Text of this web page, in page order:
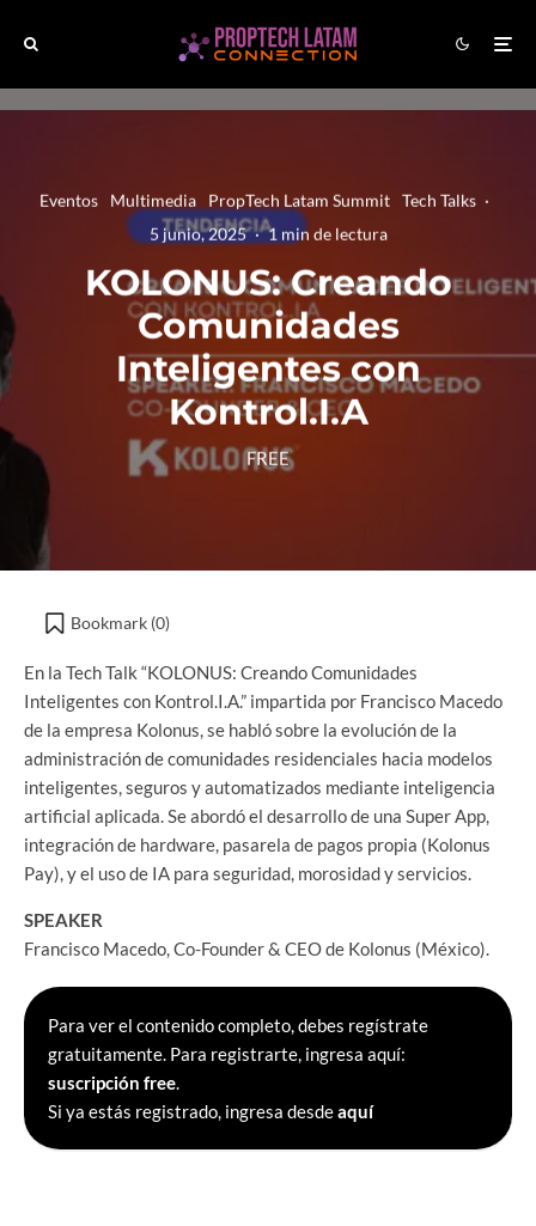
Eventos Multimedia PropTech Latam Summit Tech Talks ·
5 junio, 2025 · 1 min de lectura
KOLONUS: Creando
Comunidades
Inteligentes con
Kontrol.I.A
FREE
Bookmark (0)
En la Tech Talk “KOLONUS: Creando Comunidades
Inteligentes con Kontrol.I.A.” impartida por Francisco Macedo
de la empresa Kolonus, se habló sobre la evolución de la
administración de comunidades residenciales hacia modelos
inteligentes, seguros y automatizados mediante inteligencia
artificial aplicada. Se abordó el desarrollo de una Super App,
integración de hardware, pasarela de pagos propia (Kolonus
Pay), y el uso de IA para seguridad, morosidad y servicios.
SPEAKER
Francisco Macedo, Co-Founder & CEO de Kolonus (México).
Para ver el contenido completo, debes regístrate
gratuitamente. Para registrarte, ingresa aquí:
suscripción free.
Si ya estás registrado, ingresa desdeaquí